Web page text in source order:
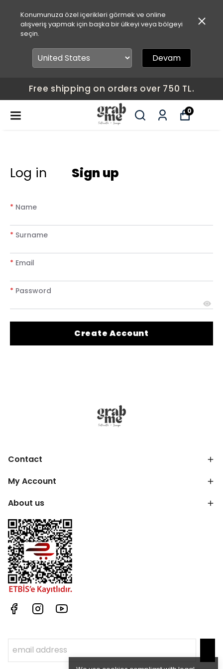
Konumunuza özel içerikleri görmek ve online
alışveriş yapmak için başka bir ülkeyi veya bölgeyi
seçin.
Devam
Free shipping on orders over 750 TL.
0
Log in Sign up
* Name
* Surname
* Email
* Password
Create Account
Contact
My Account
About us